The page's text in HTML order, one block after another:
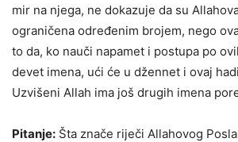
mir na njega, ne dokazuje da su
ograničena određenim brojem, nego
to da, ko nauči napamet i postupa po
devet imena, ući će u džennet i ovaj
Uzvišeni Allah ima još drugih imena
Pitanje: Šta znače riječi Allahovog